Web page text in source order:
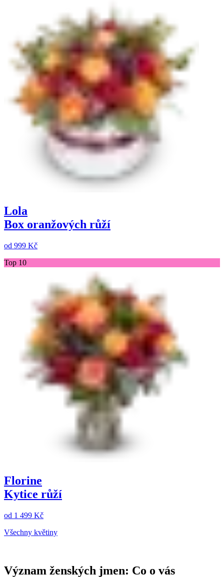
Lola
Box oranžových růží
od 999 Kč
Top 10
Florine
Kytice růží
od 1 499 Kč
Všechny květiny
Význam ženských jmen: Co o vás